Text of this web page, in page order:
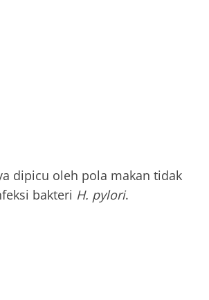
dipicu oleh pola makan tidak
bakteri H. pylori.